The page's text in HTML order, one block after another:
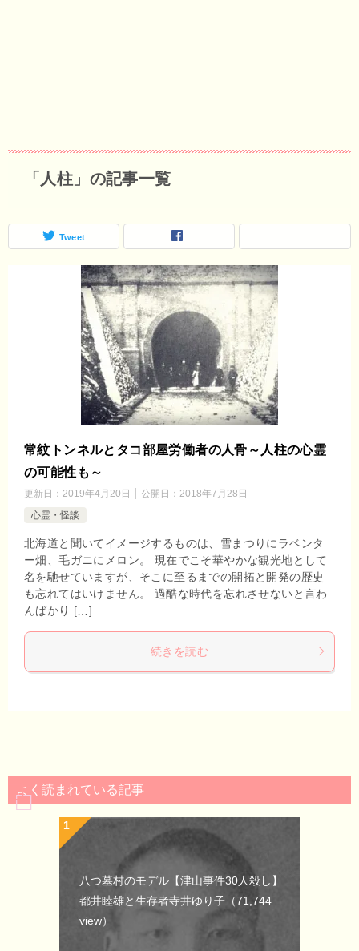
「人柱」の記事一覧
Tweet
常紋トンネルとタコ部屋労働者の人骨～人柱の心霊
の可能性も～
更新日： 2019年4月20日 公開日： 2018年7月28日
心霊・怪談
北海道と聞いてイメージするものは、雪まつりにラベンタ
ー畑、毛ガニにメロン。 現在でこそ華やかな観光地として
名を馳せていますが、そこに至るまでの開拓と開発の歴史
も忘れてはいけません。 過酷な時代を忘れさせないと言わ
んばかり […]
続きを読む
よく読まれている記事
八つ墓村のモデル【津山事件30人殺し】
都井睦雄と生存者寺井ゆり子 （71,744
view）